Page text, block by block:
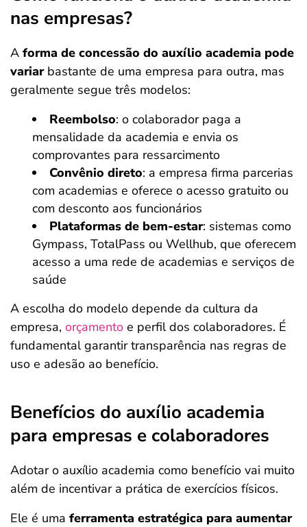
nas empresas?
A forma de concessão do auxílio academia pode
variarbastante de uma empresa para outra, mas
geralmente segue três modelos:
Reembolso: o colaborador paga a
mensalidade da academia e envia os
comprovantes para ressarcimento
Convênio direto: a empresa firma parcerias
com academias e oferece o acesso gratuito ou
com desconto aos funcionários
Plataformas de bem-estar: sistemas como
Gympass, TotalPass ou Wellhub, que oferecem
acesso a uma rede de academias e serviços de
saúde
A escolha do modelo depende da cultura da
empresa, orçamento e perfil dos colaboradores. É
fundamental garantir transparência nas regras de
uso e adesão ao benefício.
Benefícios do auxílio academia
para empresas e colaboradores
Adotar o auxílio academia como benefício vai muito
além de incentivar a prática de exercícios físicos.
Ele é uma ferramenta estratégica para aumentar